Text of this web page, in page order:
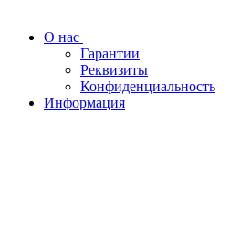
О нас
Гарантии
Реквизиты
Конфиденциальность
Информация